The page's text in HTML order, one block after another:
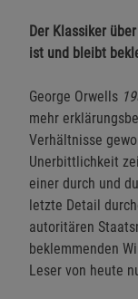
Der Klassiker
ist und bleibt
George Orwells
mehr
Verhältnisse
Unerbittlichkeit
einer durch und
letzte Detail
autoritären
beklemmenden
Leser von heute